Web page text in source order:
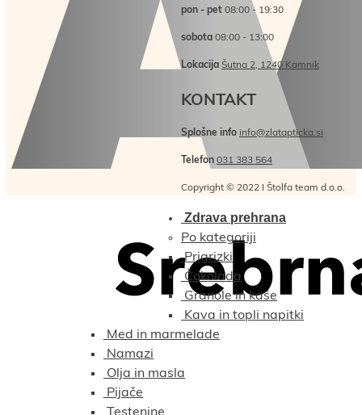
pon - pet08:00 - 19:30
sobota08:00 - 13:00
Lokacija Šutna 2, 1240 Kamnik
KONTAKT
Splošne info info@zlatapticka.si
Telefon 031 383 564
Copyright © 2022 I Štolfa team d.o.o.
Zdrava prehrana
Po kategoriji
Prigrizki
Čokolada
Granole in kaše
Kava in topli napitki
Med in marmelade
Namazi
Olja in masla
Pijače
Testenine